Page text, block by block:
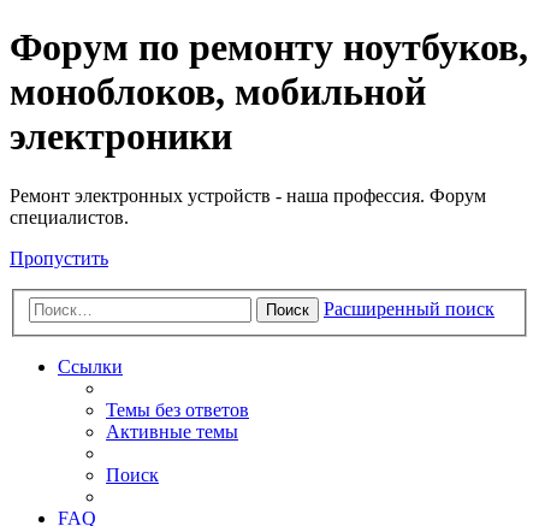
Регистрация
Форум по ремонту ноутбуков,
моноблоков, мобильной
электроники
Ремонт электронных устройств - наша профессия. Форум
специалистов.
Пропустить
Поиск Расширенный поиск
Ссылки
Темы без ответов
Активные темы
Поиск
FAQ